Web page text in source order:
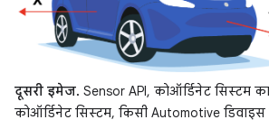
दूसरी इमेज. Sensor API, कोऑर्डिनेट सिस्टम
कोऑर्डिनेट सिस्टम, किसी Automotive